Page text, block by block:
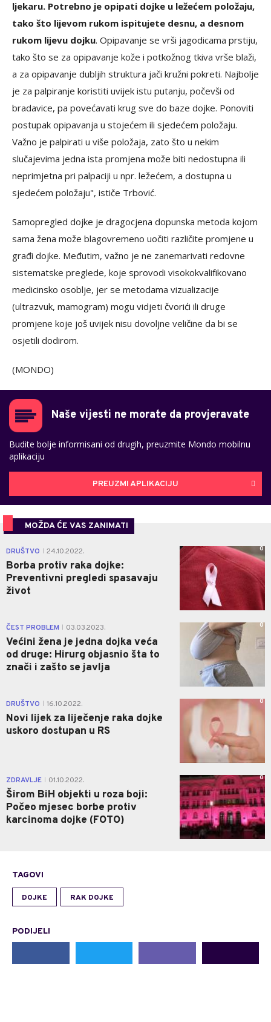
ljekaru. Potrebno je opipati dojke u ležećem položaju,
tako što lijevom rukom ispitujete desnu, a desnom
rukom lijevu dojku. Opipavanje se vrši jagodicama prstiju,
tako što se za opipavanje kože i potkožnog tkiva vrše blaži,
a za opipavanje dubljih struktura jači kružni pokreti. Najbolje
je za palpiranje koristiti uvijek istu putanju, počevši od
bradavice, pa povećavati krug sve do baze dojke. Ponoviti
postupak opipavanja u stojećem ili sjedećem položaju.
Važno je palpirati u više položaja, zato što u nekim
slučajevima jedna ista promjena može biti nedostupna ili
neprimjetna pri palpaciji u npr. ležećem, a dostupna u
sjedećem položaju", ističe Trbović.
Samopregled dojke je dragocjena dopunska metoda kojom
sama žena može blagovremeno uočiti različite promjene u
građi dojke. Međutim, važno je ne zanemarivati redovne
sistematske preglede, koje sprovodi visokokvalifikovano
medicinsko osoblje, jer se metodama vizualizacije
(ultrazvuk, mamogram) mogu vidjeti čvorići ili druge
promjene koje još uvijek nisu dovoljne veličine da bi se
osjetili dodirom.
(MONDO)
Naše vijesti ne morate da provjeravate
Budite bolje informisani od drugih, preuzmite Mondo mobilnu
aplikaciju
PREUZMI APLIKACIJU
MOŽDA ĆE VAS ZANIMATI
DRUŠTVO 24.10.2022.
Borba protiv raka dojke:
Preventivni pregledi spasavaju
život
0
ČEST PROBLEM 03.03.2023.
Većini žena je jedna dojka veća
od druge: Hirurg objasnio šta to
znači i zašto se javlja
0
DRUŠTVO 16.10.2022.
Novi lijek za liječenje raka dojke
uskoro dostupan u RS
0
ZDRAVLJE 01.10.2022.
Širom BiH objekti u roza boji:
Počeo mjesec borbe protiv
karcinoma dojke (FOTO)
0
TAGOVI
DOJKE RAK DOJKE
PODIJELI